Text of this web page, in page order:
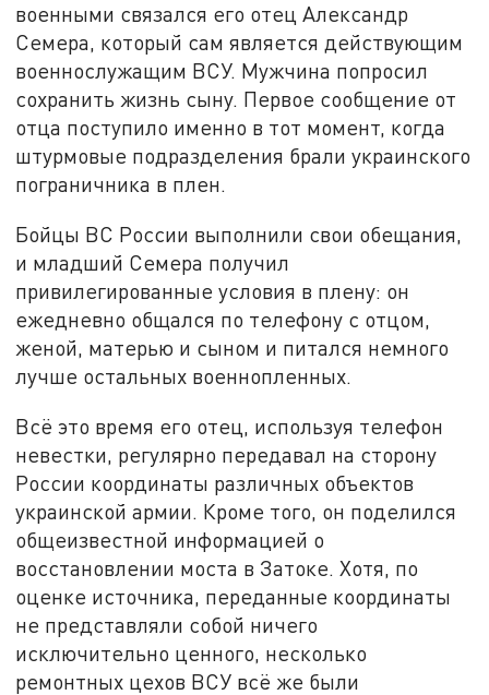
военными связался его отец Александр
Семера, который сам является действующим
военнослужащим ВСУ. Мужчина попросил
сохранить жизнь сыну. Первое сообщение от
отца поступило именно в тот момент, когда
штурмовые подразделения брали украинского
пограничника в плен.
Бойцы ВС России выполнили свои обещания,
и младший Семера получил
привилегированные условия в плену: он
ежедневно общался по телефону с отцом,
женой, матерью и сыном и питался немного
лучше остальных военнопленных.
Всё это время его отец, используя телефон
невестки, регулярно передавал на сторону
России координаты различных объектов
украинской армии. Кроме того, он поделился
общеизвестной информацией о
восстановлении моста в Затоке. Хотя, по
оценке источника, переданные координаты
не представляли собой ничего
исключительно ценного, несколько
ремонтных цехов ВСУ всё же были